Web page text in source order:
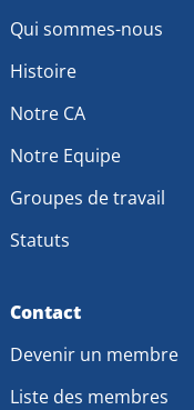
FacebookLinkedIn
Qui sommes-nous
Histoire
Notre CA
Notre Equipe
Groupes de travail
Statuts
Contact
Devenir un membre
Liste des membres